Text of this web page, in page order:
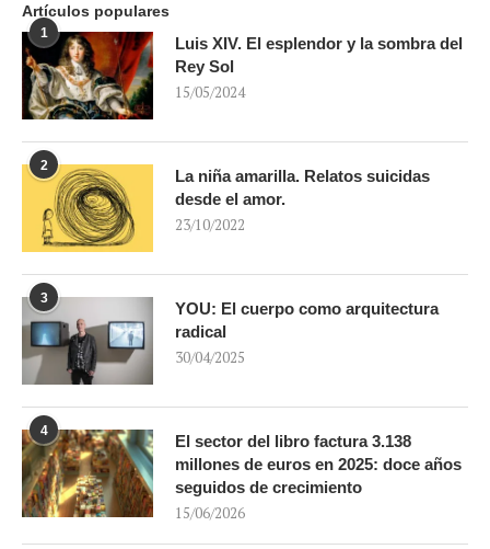
Artículos populares
1
Luis XIV. El esplendor y la sombra del
Rey Sol
15/05/2024
2
La niña amarilla. Relatos suicidas
desde el amor.
23/10/2022
3
YOU: El cuerpo como arquitectura
radical
30/04/2025
4
El sector del libro factura 3.138
millones de euros en 2025: doce años
seguidos de crecimiento
15/06/2026